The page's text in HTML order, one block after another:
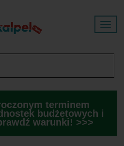
terminem
budżetowych i
warunki! >>>